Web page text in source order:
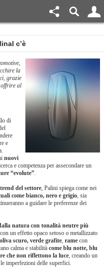
c’è
la
grazie
offrire al
di
e
nuovi
e competenza per assecondare un
“evolute”.
trend del settore, Palini spiega come nei
come bianco, nero e grigio, sia
a guidare le preferenze dei
natura con tonalità neutre più
con un effetto opaco setoso o metallizzato
scuro, verde grafite, rame con
calma e stabilità come blu notte, blu
che non riflettono la luce, creando un
imperfezioni delle superfici.